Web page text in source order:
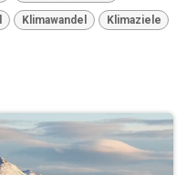
Klimawandel Klimaziele